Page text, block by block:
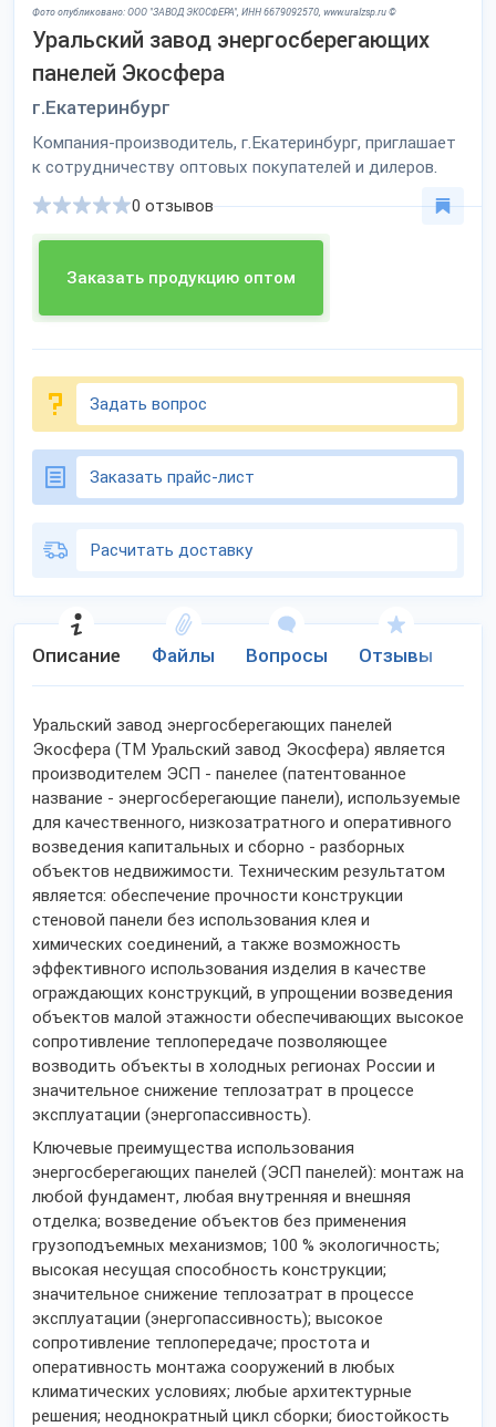
Фото опубликовано: ООО "ЗАВОД ЭКОСФЕРА", ИНН 6679092570, www.uralzsp.ru ©
Уральский завод энергосберегающих
панелей Экосфера
г.Екатеринбург
Компания-производитель, г.Екатеринбург, приглашает
к сотрудничеству оптовых покупателей и дилеров.
Заказать продукцию оптом
0 отзывов
Задать вопрос
Заказать прайс-лист
Расчитать доставку
Описание Файлы Вопросы Отзывы
Уральский завод энергосберегающих панелей
Экосфера (ТМ Уральский завод Экосфера) является
производителем ЭСП - панелее (патентованное
название - энергосберегающие панели), используемые
для качественного, низкозатратного и оперативного
возведения капитальных и сборно - разборных
объектов недвижимости. Техническим результатом
является: обеспечение прочности конструкции
стеновой панели без использования клея и
химических соединений, а также возможность
эффективного использования изделия в качестве
ограждающих конструкций, в упрощении возведения
объектов малой этажности обеспечивающих высокое
сопротивление теплопередаче позволяющее
возводить объекты в холодных регионах России и
значительное снижение теплозатрат в процессе
эксплуатации (энергопассивность).
Ключевые преимущества использования
энергосберегающих панелей (ЭСП панелей): монтаж на
любой фундамент, любая внутренняя и внешняя
отделка; возведение объектов без применения
грузоподъемных механизмов; 100 % экологичность;
высокая несущая способность конструкции;
значительное снижение теплозатрат в процессе
эксплуатации (энергопассивность); высокое
сопротивление теплопередаче; простота и
оперативность монтажа сооружений в любых
климатических условиях; любые архитектурные
решения; неоднократный цикл сборки; биостойкость